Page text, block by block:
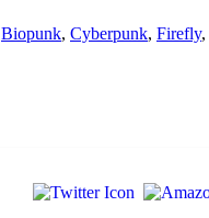
Biopunk, Cyberpunk, Firefly,